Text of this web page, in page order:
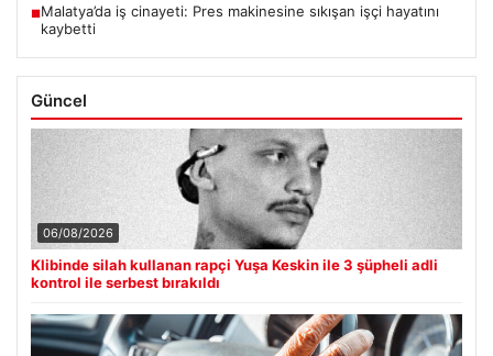
■Malatya’da iş cinayeti: Pres makinesine sıkışan işçi hayatını
kaybetti
Güncel
06/08/2026
Klibinde silah kullanan rapçi Yuşa Keskin ile 3 şüpheli adli
kontrol ile serbest bırakıldı